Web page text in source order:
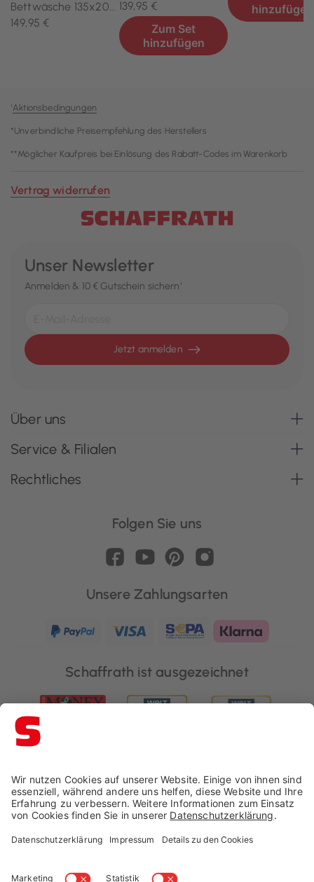
¹Aktionsbedingungen
*Unverbindliche Preisempfehlung des Herstellers
**Möglicher Kaufpreis bei Einlösung des Rabatt-Codes im Warenkorb
Vertrag widerrufen
Unser Newsletter
Anmelden & 10 € Gutschein sichern¹
Jetzt anmelden
Über uns
Service & Filialen
Rechtliches
Folgen Sie uns
Unsere Zahlungsarten
Schaffrath ist ausgezeichnet